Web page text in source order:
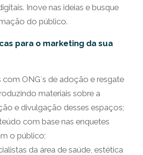
Inove nas ideias e busque
do público.
para o marketing da sua
com ONG´s de adoção e resgate
materiais sobre a
e divulgação desses espaços;
com base nas enquetes
o público;
da área de saúde, estética